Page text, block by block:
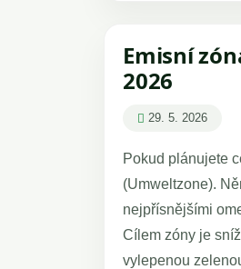
Emisní
2026
29. 5. 2026
Pokud plánujete
(Umweltzone).
nejpřísnějšími
Cílem zóny je
vylepenou